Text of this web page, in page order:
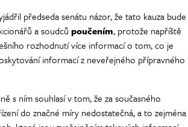
předseda senátu názor, že tato kauza bude
a soudců poučením, protože napříště
rozhodnutí více informací o tom, co je
informací z neveřejného přípravného
s ním souhlasí v tom, že za současného
do značné míry nedostatečná, a to zejména